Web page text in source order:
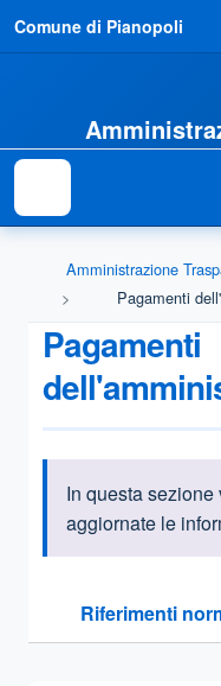
Comune di Pianopoli
Amministrazione
Pagamenti
Pagamenti
In questa
aggiornate le
Riferimenti
Sezione compressa